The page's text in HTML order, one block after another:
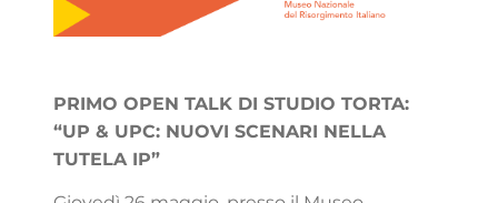
PRIMO OPEN TALK DI STUDIO TORTA:
“UP & UPC: NUOVI SCENARI NELLA
TUTELA IP”